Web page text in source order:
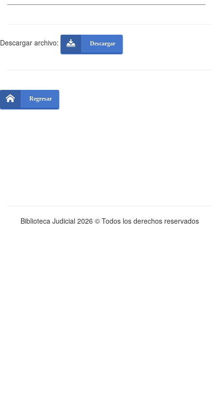
Descargar archivo: Descargar
Regresar
Biblioteca Judicial 2026 © Todos los derechos reservados